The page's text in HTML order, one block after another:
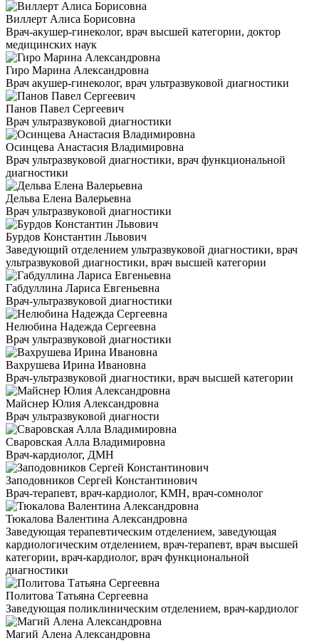
Виллерт Алиса Борисовна
Врач-акушер-гинеколог, врач высшей категории, доктор
медицинских наук
Гиро Марина Александровна
Врач акушер-гинеколог, врач ультразвуковой диагностики
Панов Павел Сергеевич
Врач ультразвуковой диагностики
Осинцева Анастасия Владимировна
Врач ультразвуковой диагностики, врач функциональной
диагностики
Дельва Елена Валерьевна
Врач ультразвуковой диагностики
Бурдов Константин Львович
Заведующий отделением ультразвуковой диагностики, врач
ультразвуковой диагностики, врач высшей категории
Габдуллина Лариса Евгеньевна
Врач-ультразвуковой диагностики
Нелюбина Надежда Сергеевна
Врач ультразвуковой диагностики
Вахрушева Ирина Ивановна
Врач-ультразвуковой диагностики, врач высшей категории
Майснер Юлия Александровна
Врач ультразвуковой диагности
Сваровская Алла Владимировна
Врач-кардиолог, ДМН
Заподовников Сергей Константинович
Врач-терапевт, врач-кардиолог, КМН, врач-сомнолог
Тюкалова Валентина Александровна
Заведующая терапевтическим отделением, заведующая
кардиологическим отделением, врач-терапевт, врач высшей
категории, врач-кардиолог, врач функциональной
диагностики
Политова Татьяна Сергеевна
Заведующая поликлиническим отделением, врач-кардиолог
Магий Алена Александровна